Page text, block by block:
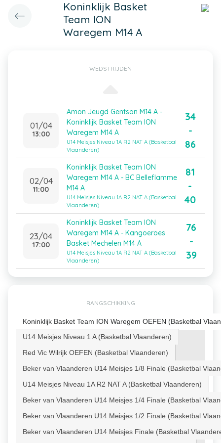
Koninklijk Basket
Team ION
Waregem M14 A
WEDSTRIJDEN
01/04
13:00
Amon Jeugd Gentson M14 A -
Koninklijk Basket Team ION
Waregem M14 A
U14 Meisjes Niveau 1A R2 NAT A (Basketbal
Vlaanderen)
34
-
86
02/04
11:00
Koninklijk Basket Team ION
Waregem M14 A - BC Belleflamme
M14 A
U14 Meisjes Niveau 1A R2 NAT A (Basketbal
Vlaanderen)
81
-
40
23/04
17:00
Koninklijk Basket Team ION
Waregem M14 A - Kangoeroes
Basket Mechelen M14 A
U14 Meisjes Niveau 1A R2 NAT A (Basketbal
Vlaanderen)
76
-
39
RANGSCHIKKING
Koninklijk Basket Team ION Waregem OEFEN (Basketbal
U14 Meisjes Niveau 1 A (Basketbal Vlaanderen)
Red Vic Wilrijk OEFEN (Basketbal Vlaanderen)
Beker van Vlaanderen U14 Meisjes 1/8 Finale (Basketbal
U14 Meisjes Niveau 1A R2 NAT A (Basketbal Vlaanderen)
Beker van Vlaanderen U14 Meisjes 1/4 Finale (Basketbal
Beker van Vlaanderen U14 Meisjes 1/2 Finale (Basketbal
Beker van Vlaanderen U14 Meisjes Finale (Basketbal